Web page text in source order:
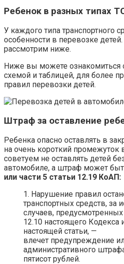
Ребенок в разных типах
У каждого типа транспортного
особенности в перевозке
рассмотрим ниже.
Ниже вы можете ознакомиться
схемой и таблицей, для более
правил перевозки детей.
Штраф за оставление
Ребенка опасно оставлять в
на очень короткий промежуток
советуем не оставлять детей
автомобиле, а штраф может
или части 5 статьи 12.19 КоАП:
1. Нарушение правил
транспортных средств, за
случаев,
12.10 настоящего Кодекса
настоящей статьи, —
влечет предупреждение
административного
пятисот рублей.